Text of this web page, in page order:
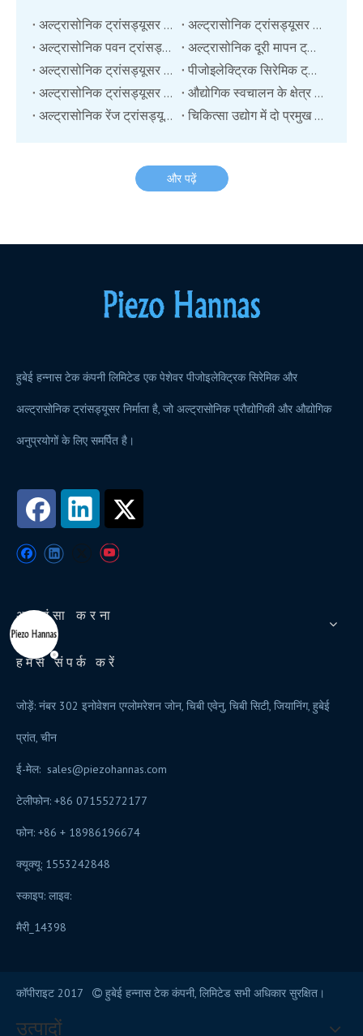
अल्ट्रासोनिक ट्रांसड्यूसर का ऑपरेटिंग तापमान
अल्ट्रासोनिक ट्रांसड्यूसर का कार्यशील वोल्टेज और गति माप
अल्ट्रासोनिक पवन ट्रांसड्यूसर सेंसर के अनुप्रयोग क्या हैं?
अल्ट्रासोनिक दूरी मापन ट्रांसड्यूसर
अल्ट्रासोनिक ट्रांसड्यूसर की चार सामान्य समस्याएं
पीजोइलेक्ट्रिक सिरेमिक ट्रांसड्यूसर: पर्यावरण निगरानी में एक नई तकनीक?
अल्ट्रासोनिक ट्रांसड्यूसर के लचीले समाधान
औद्योगिक स्वचालन के क्षेत्र में अल्ट्रासोनिक ट्रांसड्यूसर का अनुप्रयोग
अल्ट्रासोनिक रेंज ट्रांसड्यूसर का तकनीकी सिद्धांत और अनुप्रयोग
चिकित्सा उद्योग में दो प्रमुख उद्योगों के अनुप्रयोग में अल्ट्रासोनिक ट्रांसड्यूसर के लिए समाधान
और पढ़ें
हुबेई हन्नास टेक कंपनी लिमिटेड एक पेशेवर पीजोइलेक्ट्रिक सिरेमिक और
अल्ट्रासोनिक ट्रांसड्यूसर निर्माता है, जो अल्ट्रासोनिक प्रौद्योगिकी और औद्योगिक
अनुप्रयोगों के लिए समर्पित है।
अनुशंसा करना
हमसे संपर्क करें
जोड़ें: नंबर 302 इनोवेशन एग्लोमरेशन जोन, चिबी एवेनु, चिबी सिटी, जियानिंग, हुबेई
प्रांत, चीन
ई-मेल: sales@piezohannas.com
टेलीफोन: +86 07155272177
फोन: +86 + 18986196674
क्यूक्यू: 1553242848
स्काइप: लाइव:
मैरी_14398
कॉपीराइट 2017  हुबेई हन्नास टेक कंपनी, लिमिटेड सभी अधिकार सुरक्षित।
उत्पादों